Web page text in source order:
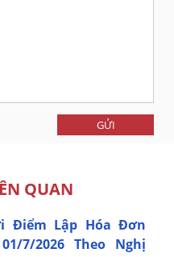
GỬI
QUAN
7/2026 Theo Nghị